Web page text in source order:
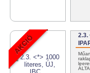
2.3.